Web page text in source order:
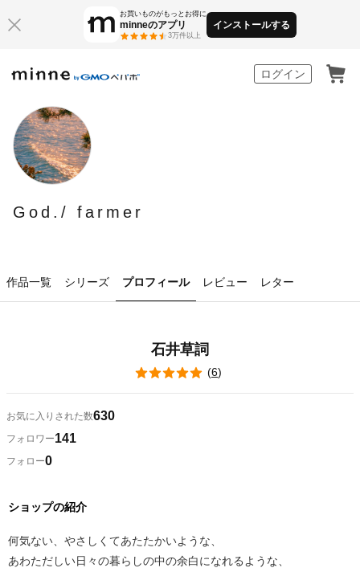
お買いものがもっとお得に
minneのアプリ
3万件以上
インストールする
ログイン
God./ farmer
作品一覧 シリーズ プロフィール レビュー レター
石井草詞
(6)
お気に入りされた数630
フォロワー141
フォロー0
ショップの紹介
何気ない、やさしくてあたたかいような、
あわただしい日々の暮らしの中の余白になれるような、